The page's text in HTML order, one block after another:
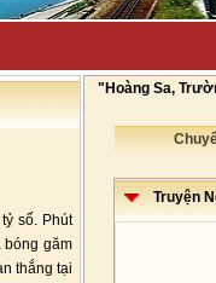
số. Phút
bóng găm
thắng tại
"Hoàng Sa,
Truyện